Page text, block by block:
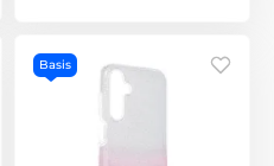
Basis